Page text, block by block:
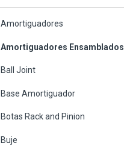
Amortiguadores
Amortiguadores Ensamblados
Ball Joint
Base Amortiguador
Botas Rack and Pinion
Buje